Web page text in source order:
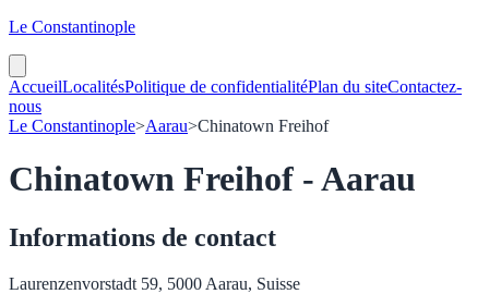
Le Constantinople
AccueilLocalitésPolitique de confidentialitéPlan du siteContactez-
nous
Le Constantinople>Aarau>Chinatown Freihof
Chinatown Freihof - Aarau
Informations de contact
Laurenzenvorstadt 59, 5000 Aarau, Suisse